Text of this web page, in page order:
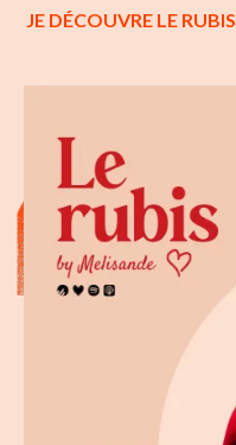
JE DÉCOUVRE LE RUBIS